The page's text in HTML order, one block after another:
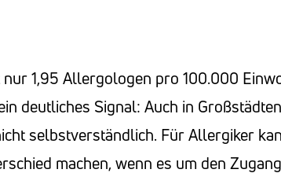
nur 1,95 Allergologen pro 100.000
deutliches Signal: Auch in
selbstverständlich. Für Allergiker
machen, wenn es um den